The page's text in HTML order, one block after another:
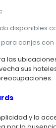
disponibles
para canjes
las
sus
y la